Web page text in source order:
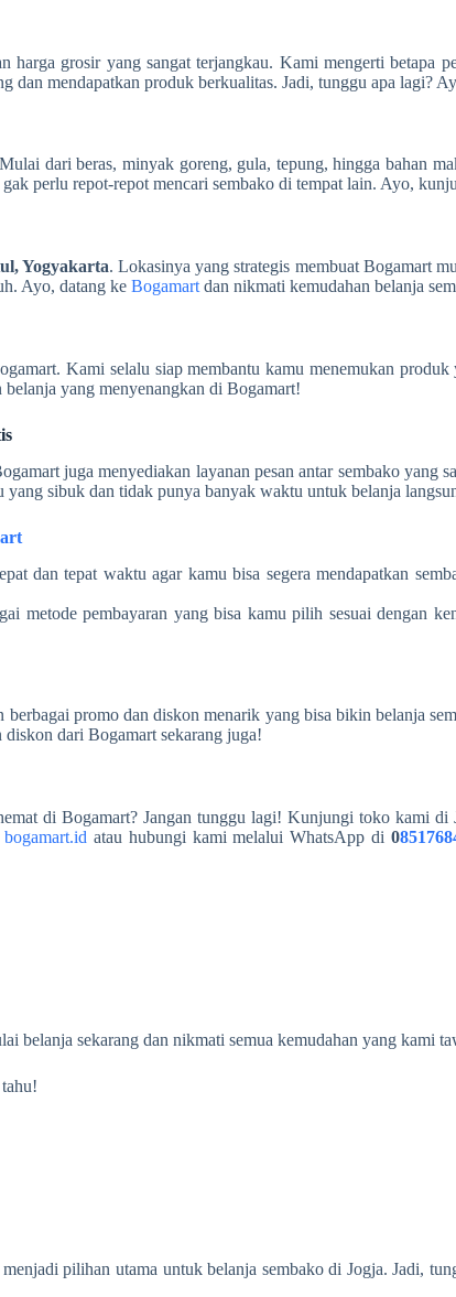
harga grosir yang sangat terjangkau. Kami mengerti betapa
dan mendapatkan produk berkualitas. Jadi, tunggu apa lagi?
dari beras, minyak goreng, gula, tepung, hingga bahan
perlu repot-repot mencari sembako di tempat lain. Ayo,
Yogyakarta. Lokasinya yang strategis membuat Bogamart
Ayo, datang ke Bogamart dan nikmati kemudahan belanja
Kami selalu siap membantu kamu menemukan
yang menyenangkan di Bogamart!
juga menyediakan layanan pesan antar sembako yang
sibuk dan tidak punya banyak waktu untuk belanja
dan tepat waktu agar kamu bisa segera mendapatkan
metode pembayaran yang bisa kamu pilih sesuai dengan
promo dan diskon menarik yang bisa bikin belanja
dari Bogamart sekarang juga!
di Bogamart? Jangan tunggu lagi! Kunjungi toko kami
bogamart.id atau hubungi kami melalui WhatsApp di0
belanja sekarang dan nikmati semua kemudahan yang kami
pilihan utama untuk belanja sembako di Jogja. Jadi,